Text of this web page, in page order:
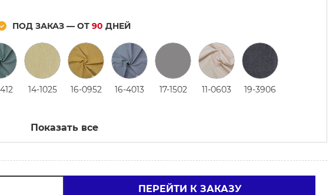
ПОД ЗАКАЗ — ОТ 90 ДНЕЙ
14-1025 16-0952 16-4013 17-1502 11-0603 19-3906
Показать все
ПЕРЕЙТИ К ЗАКАЗУ